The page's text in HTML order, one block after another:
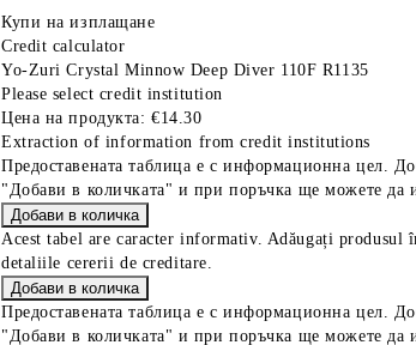
Купи на изплащане
Credit calculator
Yo-Zuri Crystal Minnow Deep Diver 110F R1135
Please select credit institution
Цена на продукта: €14.30
Extraction of information from credit institutions
Предоставената таблица е с информационна цел.
"Добави в количката" и при поръчка ще можете да
Acest tabel are caracter informativ. Adăugați produsul
detaliile cererii de creditare.
Предоставената таблица е с информационна цел.
"Добави в количката" и при поръчка ще можете да